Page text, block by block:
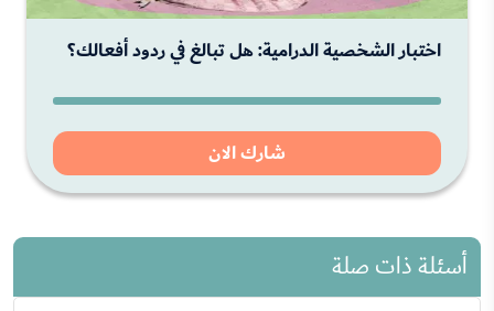
اختبار الشخصية الدرامية: هل تبالغ في ردود أفعالك؟
شارك الان
أسئلة ذات صلة